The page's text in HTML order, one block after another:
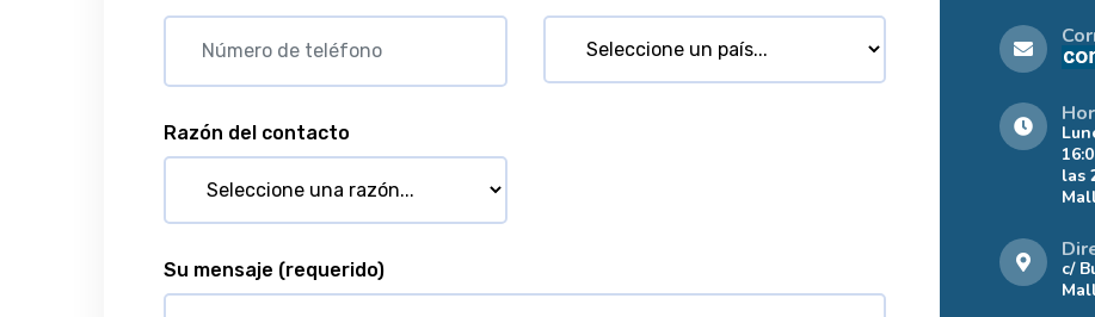
Razón del contacto
Su mensaje (requerido)
las
c/